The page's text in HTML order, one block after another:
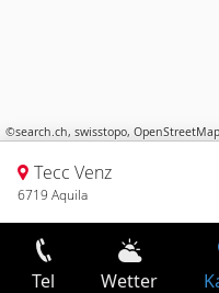
©search.ch, swisstopo, OpenStreetMap
Tecc Venz
6719 Aquila
Tel Wetter